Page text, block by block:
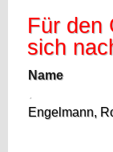
Für den
sich
Name
Engelmann,